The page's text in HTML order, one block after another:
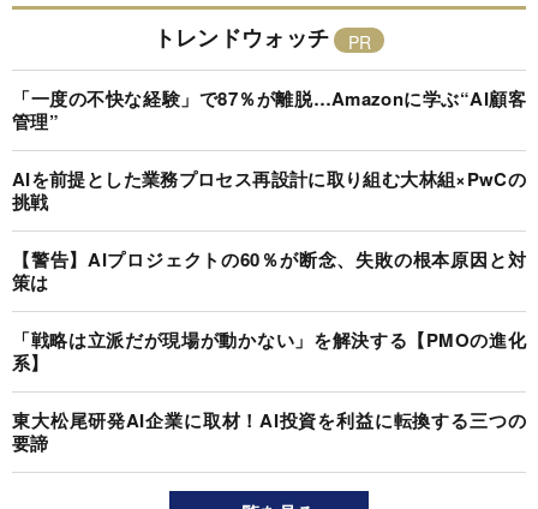
トレンドウォッチ
「一度の不快な経験」で87％が離脱…Amazonに学ぶ“AI顧客
管理”
AIを前提とした業務プロセス再設計に取り組む大林組×PwCの
挑戦
【警告】AIプロジェクトの60％が断念、失敗の根本原因と対
策は
「戦略は立派だが現場が動かない」を解決する【PMOの進化
系】
東大松尾研発AI企業に取材！AI投資を利益に転換する三つの
要諦